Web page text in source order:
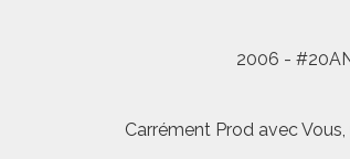
2006 -
Carrément Prod avec